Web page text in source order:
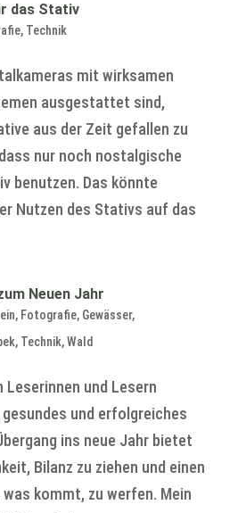
das Stativ
, Technik
mit wirksamen
ausgestattet sind,
aus der Zeit gefallen zu
nur noch nostalgische
benutzen. Das könnte
Nutzen des Stativs auf das
Neuen Jahr
, Fotografie, Gewässer,
, Technik,Wald
Leserinnen und Lesern
und erfolgreiches
ins neue Jahr bietet
Bilanz zu ziehen und einen
kommt, zu werfen. Mein